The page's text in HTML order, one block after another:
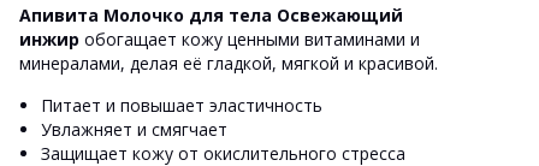
Апивита Молочко для тела Освежающий
инжир обогащает кожу ценными витаминами и
минералами, делая её гладкой, мягкой и красивой.
Питает и повышает эластичность
Увлажняет и смягчает
Защищает кожу от окислительного стресса